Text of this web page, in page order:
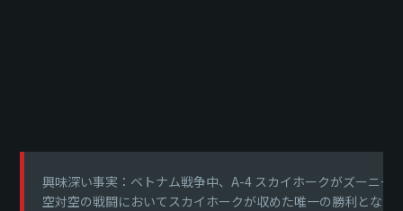
興味深い事実：ベトナム戦争中、A-4 スカイホークがズーニ
空対空の戦闘においてスカイホークが収めた唯一の勝利となり